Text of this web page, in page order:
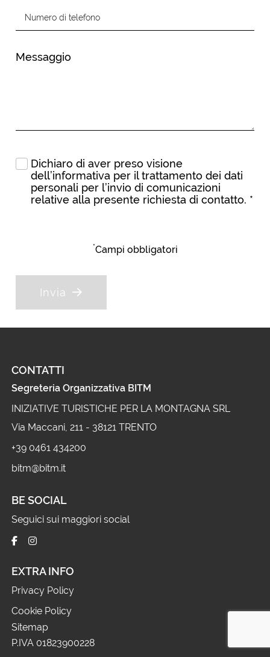
Messaggio
Dichiaro di aver preso visione
dell’informativa per il trattamento dei dati
personali per l’invio di comunicazioni
relative alla presente richiesta di contatto. *
*Campi obbligatori
Invia
CONTATTI
Segreteria Organizzativa BITM
INIZIATIVE TURISTICHE PER LA MONTAGNA SRL
Via Maccani, 211 - 38121 TRENTO
+39 0461 434200
bitm@bitm.it
BE SOCIAL
Seguici sui maggiori social
EXTRA INFO
Privacy Policy
Cookie Policy
Sitemap
P.IVA 01823900228